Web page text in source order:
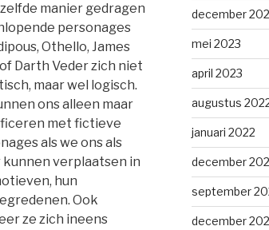
manier gedragen
personages
Othello, James
Darth Veder zich niet
maar wel logisch.
ons alleen maar
met fictieve
als we ons als
kunnen verplaatsen in
hun
Ook
ze zich ineens
december
mei 2023
april 2023
augustus
januari 2022
december
september
december